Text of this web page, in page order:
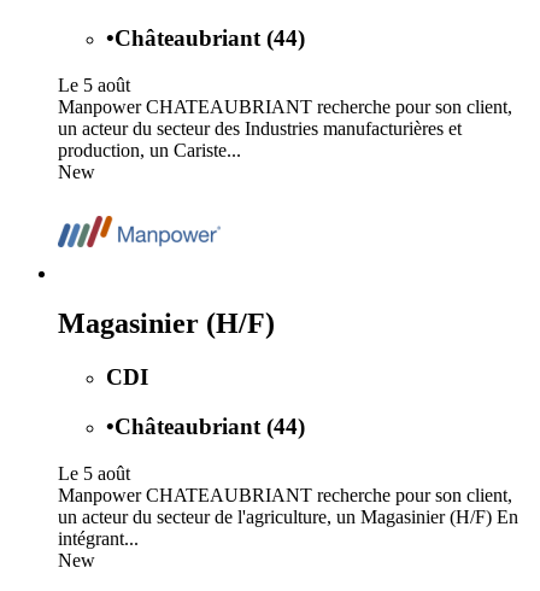
•Châteaubriant (44)
Le 5 août
Manpower CHATEAUBRIANT recherche pour son client,
un acteur du secteur des Industries manufacturières et
production, un Cariste...
New
Magasinier (H/F)
CDI
•Châteaubriant (44)
Le 5 août
Manpower CHATEAUBRIANT recherche pour son client,
un acteur du secteur de l'agriculture, un Magasinier (H/F) En
intégrant...
New